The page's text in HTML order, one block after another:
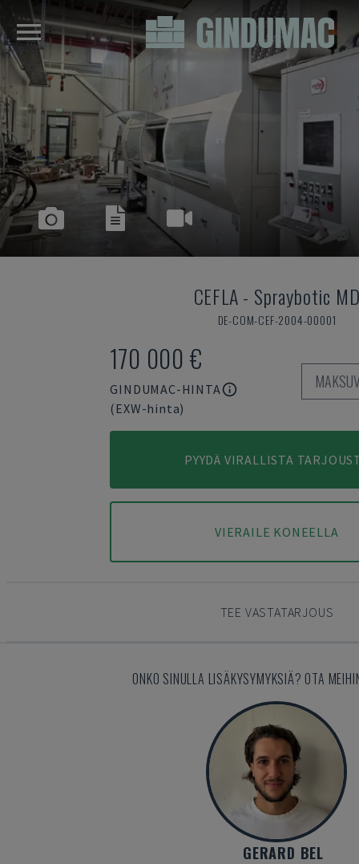
CEFLA- Spraybotic
DE-COM-CEF-2004-00001
170 000 €
GINDUMAC-HINTA
(EXW-hinta)
PYYDÄ VIRALLISTA
VIERAILE KONEELLA
TEE VASTATARJOUS
ONKO SINULLA LISÄKYSYMYKSIÄ? OTA
GERARD BEL